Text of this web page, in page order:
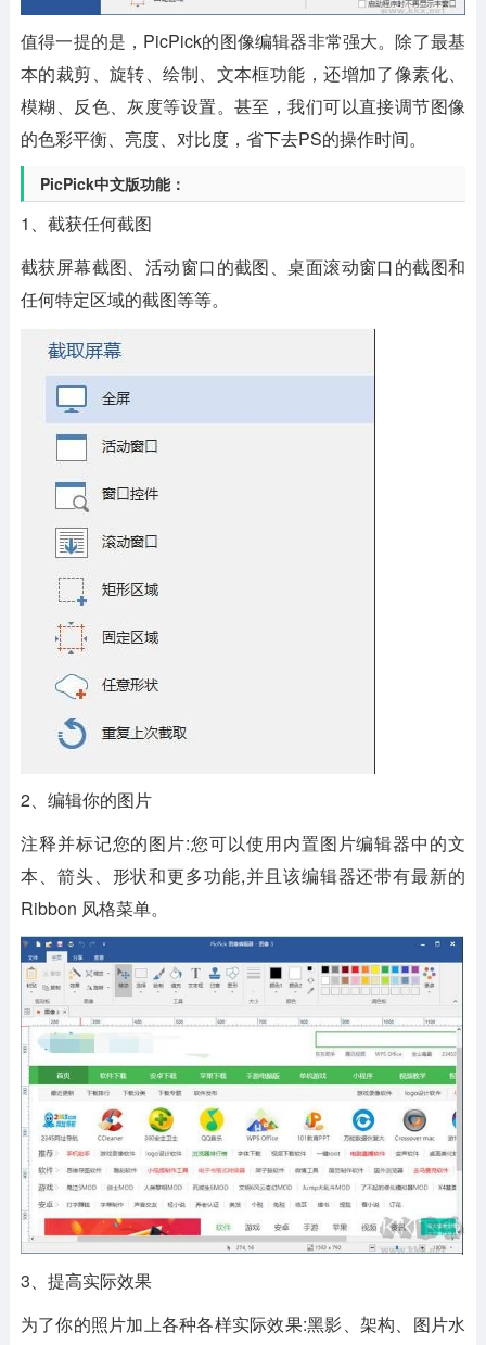
值得一提的是，PicPick的图像编辑器非常强大。除了最基
本的裁剪、旋转、绘制、文本框功能，还增加了像素化、
模糊、反色、灰度等设置。甚至，我们可以直接调节图像
的色彩平衡、亮度、对比度，省下去PS的操作时间。
PicPick中文版功能：
1、截获任何截图
截获屏幕截图、活动窗口的截图、桌面滚动窗口的截图和
任何特定区域的截图等等。
2、编辑你的图片
注释并标记您的图片:您可以使用内置图片编辑器中的文
本、箭头、形状和更多功能,并且该编辑器还带有最新的
Ribbon 风格菜单。
3、提高实际效果
为了你的照片加上各种各样实际效果:黑影、架构、图片水